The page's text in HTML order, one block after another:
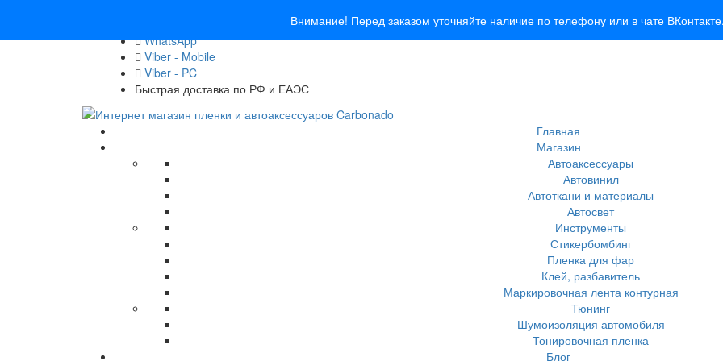
Внимание! Перед заказом уточняйте наличие по телефону или в чате ВКонтакте.
WhatsApp
Viber - Mobile
Viber - PC
Быстрая доставка по РФ и ЕАЭС
Главная
Магазин
Автоаксессуары
Автовинил
Автоткани и материалы
Автосвет
Инструменты
Стикербомбинг
Пленка для фар
Клей, разбавитель
Маркировочная лента контурная
Тюнинг
Шумоизоляция автомобиля
Тонировочная пленка
Блог